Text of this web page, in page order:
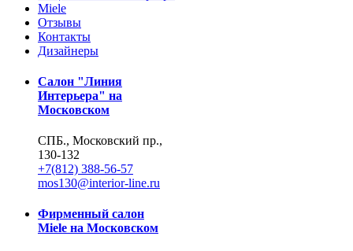
Miele
Отзывы
Контакты
Дизайнеры
Салон "Линия
Интерьера" на
Московском
СПБ., Московский пр.,
130-132
+7(812) 388-56-57
mos130@interior-line.ru
Фирменный салон
Miele на Московском